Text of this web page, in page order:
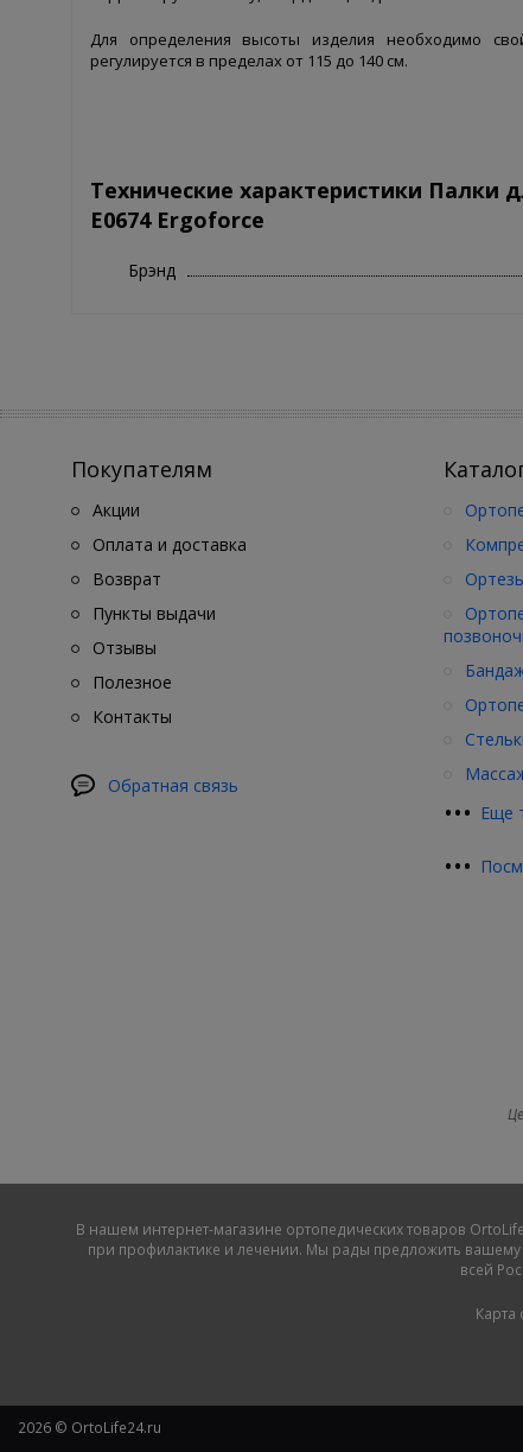
Для определения высоты изделия необходимо
регулируется в пределах от 115 до 140 см.
Технические характеристики Палки
Е0674 Ergoforce
Брэнд
Покупателям
Акции
Оплата и доставка
Возврат
Пункты выдачи
Отзывы
Полезное
Контакты
Обратная связь
••• Еще
•••
В нашем интернет-магазине ортопедических товаров
при профилактике и лечении. Мы рады предложить
всей
Карта
2026 © OrtoLife24.ru